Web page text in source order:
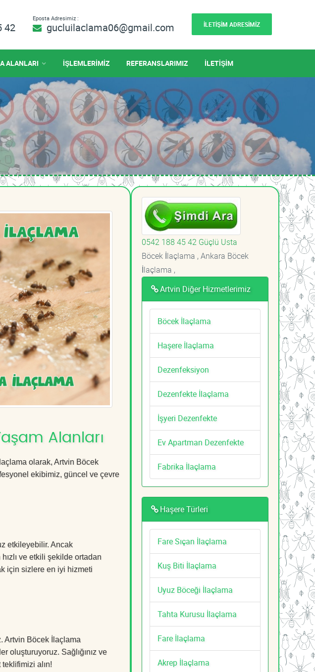
42
Eposta Adresimiz :
gucluilaclama06@gmail.com İLETİŞİM ADRESİMİZ
ALANLARI İŞLEMLERİMİZ REFERANSLARIMIZ İLETİŞİM
Alanları
olarak, Artvin Böcek
ekibimiz, güncel ve çevre
etkileyebilir. Ancak
ve etkili şekilde ortadan
için sizlere en iyi hizmeti
Artvin Böcek İlaçlama
oluşturuyoruz. Sağlığınız ve
alın!
0542 188 45 42 Güçlü Usta
Böcek İlaçlama , Ankara Böcek
İlaçlama ,
Artvin Diğer Hizmetlerimiz
Böcek İlaçlama
Haşere İlaçlama
Dezenfeksiyon
Dezenfekte İlaçlama
İşyeri Dezenfekte
Ev Apartman Dezenfekte
Fabrika İlaçlama
Haşere Türleri
Fare Sıçan İlaçlama
Kuş Biti İlaçlama
Uyuz Böceği İlaçlama
Tahta Kurusu İlaçlama
Fare İlaçlama
Akrep İlaçlama